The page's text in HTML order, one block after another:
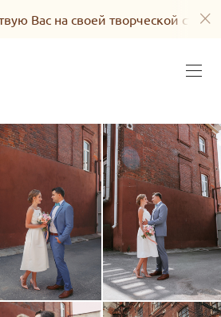
на своей творческой страничке!